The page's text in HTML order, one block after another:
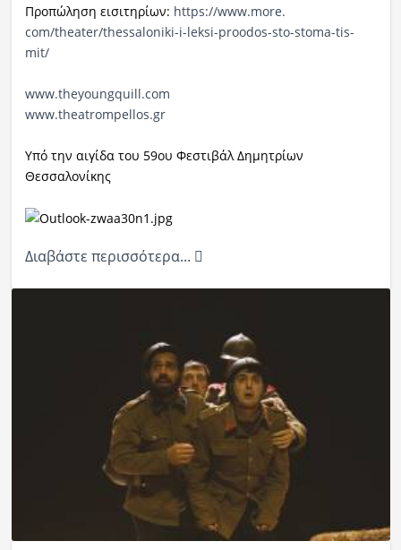
Προπώληση εισιτηρίων: https://www.more.
com/theater/thessaloniki-i-leksi-proodos-sto-stoma-tis-
mit/
www.theyoungquill.com
www.theatrompellos.gr
Υπό την αιγίδα του 59ου Φεστιβάλ Δημητρίων
Θεσσαλονίκης
Διαβάστε περισσότερα...